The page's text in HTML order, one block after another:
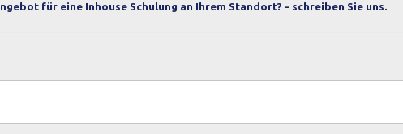
für eine Inhouse Schulung an Ihrem Standort? - schreiben Sie uns.